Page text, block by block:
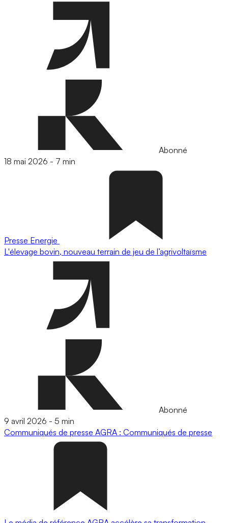
Abonné
18 mai 2026 - 7 min
Presse Energie
L'élevage bovin, nouveau terrain de jeu de l’agrivoltaïsme
Abonné
9 avril 2026 - 5 min
Communiqués de presse AGRA : Communiqués de presse